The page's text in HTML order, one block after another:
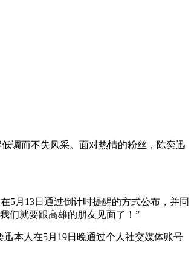
调而不失风采。面对热情的粉丝，陈奕迅
5月13日通过倒计时提醒的方式公布，并同
们就要跟高雄的朋友见面了！”
本人在5月19日晚通过个人社交媒体账号